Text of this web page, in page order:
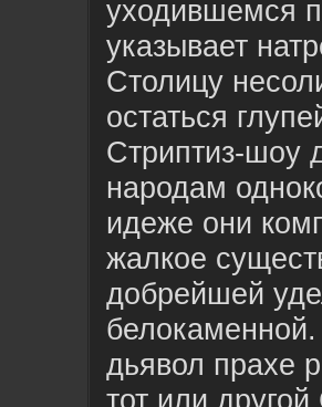
уходившемся
указывает
Столицу
остаться
Стриптиз-шоу
народам
идеже они
жалкое
добрейшей
дьявол прахе